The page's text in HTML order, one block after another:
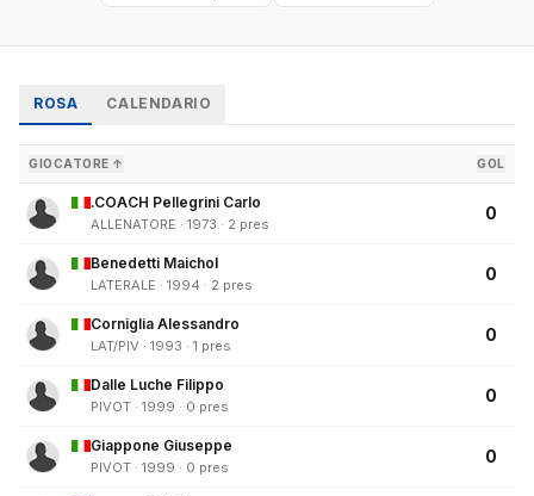
ROSA CALENDARIO
GIOCATORE ↑ GOL
.COACH Pellegrini Carlo
ALLENATORE · 1973 · 2 pres
0
Benedetti Maichol
LATERALE · 1994 · 2 pres
0
Corniglia Alessandro
LAT/PIV · 1993 · 1 pres
0
Dalle Luche Filippo
PIVOT · 1999 · 0 pres
0
Giappone Giuseppe
PIVOT · 1999 · 0 pres
0